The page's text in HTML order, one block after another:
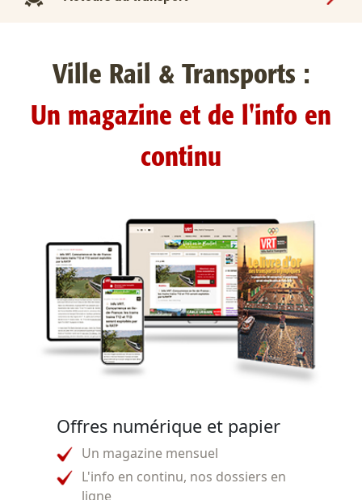
Ville Rail & Transports :
Un magazine et de l'info en
continu
Offres numérique et papier
Un magazine mensuel
L'info en continu, nos dossiers en
ligne